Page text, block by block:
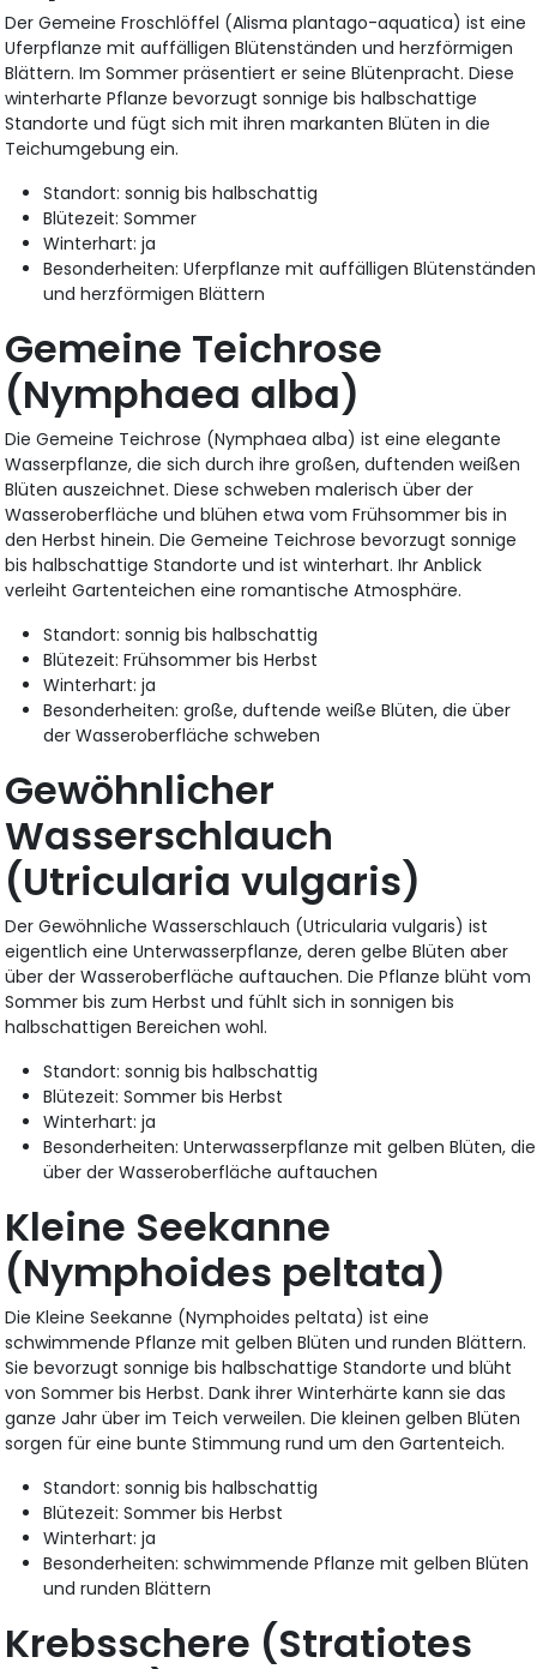
Der Gemeine Froschlöffel (Alisma plantago-aquatica) ist eine
Uferpflanze mit auffälligen Blütenständen und herzförmigen
Blättern. Im Sommer präsentiert er seine Blütenpracht. Diese
winterharte Pflanze bevorzugt sonnige bis halbschattige
Standorte und fügt sich mit ihren markanten Blüten in die
Teichumgebung ein.
Standort: sonnig bis halbschattig
Blütezeit: Sommer
Winterhart: ja
Besonderheiten: Uferpflanze mit auffälligen Blütenständen
und herzförmigen Blättern
Gemeine Teichrose
(Nymphaea alba)
Die Gemeine Teichrose (Nymphaea alba) ist eine elegante
Wasserpflanze, die sich durch ihre großen, duftenden weißen
Blüten auszeichnet. Diese schweben malerisch über der
Wasseroberfläche und blühen etwa vom Frühsommer bis in
den Herbst hinein. Die Gemeine Teichrose bevorzugt sonnige
bis halbschattige Standorte und ist winterhart. Ihr Anblick
verleiht Gartenteichen eine romantische Atmosphäre.
Standort: sonnig bis halbschattig
Blütezeit: Frühsommer bis Herbst
Winterhart: ja
Besonderheiten: große, duftende weiße Blüten, die über
der Wasseroberfläche schweben
Gewöhnlicher
Wasserschlauch
(Utricularia vulgaris)
Der Gewöhnliche Wasserschlauch (Utricularia vulgaris) ist
eigentlich eine Unterwasserpflanze, deren gelbe Blüten aber
über der Wasseroberfläche auftauchen. Die Pflanze blüht vom
Sommer bis zum Herbst und fühlt sich in sonnigen bis
halbschattigen Bereichen wohl.
Standort: sonnig bis halbschattig
Blütezeit: Sommer bis Herbst
Winterhart: ja
Besonderheiten: Unterwasserpflanze mit gelben Blüten, die
über der Wasseroberfläche auftauchen
Kleine Seekanne
(Nymphoides peltata)
Die Kleine Seekanne (Nymphoides peltata) ist eine
schwimmende Pflanze mit gelben Blüten und runden Blättern.
Sie bevorzugt sonnige bis halbschattige Standorte und blüht
von Sommer bis Herbst. Dank ihrer Winterhärte kann sie das
ganze Jahr über im Teich verweilen. Die kleinen gelben Blüten
sorgen für eine bunte Stimmung rund um den Gartenteich.
Standort: sonnig bis halbschattig
Blütezeit: Sommer bis Herbst
Winterhart: ja
Besonderheiten: schwimmende Pflanze mit gelben Blüten
und runden Blättern
Krebsschere (Stratiotes